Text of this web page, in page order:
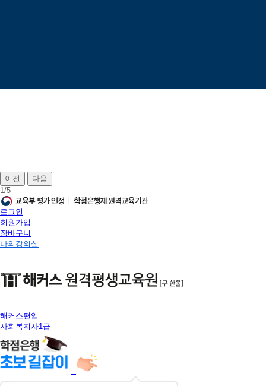
이전
다음
1/5
로그인
회원가입
장바구니
나의강의실
해커스편입
사회복지사1급